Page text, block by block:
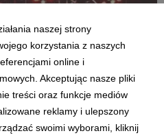
Festival
naszej strony
korzystania z naszych
online i
Akceptując nasze pliki
treści oraz funkcje mediów
reklamy i ulepszony
swoimi wyborami, kliknij